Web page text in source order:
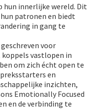
hun innerlijke wereld. Dit
patronen en biedt
in gang te
voor
vastlopen in
om zich écht open te
en
inzichten,
Emotionally Focused
en de verbinding te